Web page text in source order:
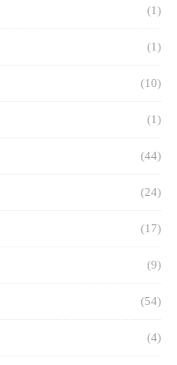
(1)
(1)
(10)
(1)
(44)
(24)
(17)
(9)
(54)
(4)